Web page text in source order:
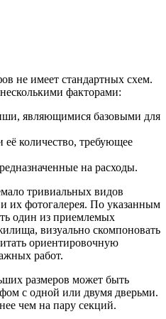
не имеет стандартных схем.
факторами:
являющимися базовыми для
количество, требующее
на расходы.
тривиальных видов
их фотогалерея. По указанным
один из приемлемых
визуально скомпоновать
ориентировочную
работ.
размеров может быть
с одной или двумя дверьми.
чем на пару секций.